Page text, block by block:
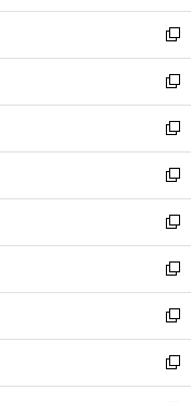
開
く
ウ
で
開
く
ン
ド
ウ
で
開
く
ウ
ィ
ン
ド
ウ
で
開
く
新
し
い
ウ
ィ
ン
ド
ウ
で
開
く
新
し
い
ウ
ィ
ン
ド
ウ
で
開
く
新
し
い
ウ
ィ
ン
ド
ウ
で
開
く
新
し
い
ウ
ィ
ン
ド
ウ
で
開
新
し
い
ウ
ィ
ン
ド
ウ
新
し
い
ウ
ィ
ン
新
し
い
ウ
新
し